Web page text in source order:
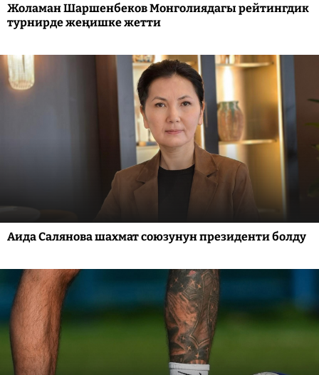
Жоламан Шаршенбеков Монголиядагы рейтингдик
турнирде жеңишке жетти
Аида Салянова шахмат союзунун президенти болду